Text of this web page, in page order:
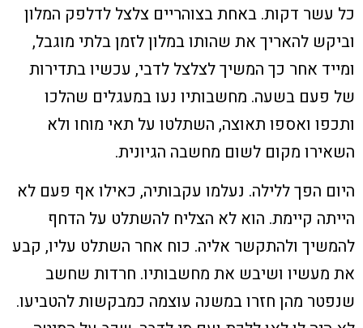
כל עשר דקות. באחת בצוהריים צלצל לדלפק המלון
וביקש להאריך את שהותו במלון לזמן בלתי מוגבל,
ומייד אחר כך המשיך לצלצל לדבי, עכשיו בתדירות
של פעם בשעה. מחשבותיו נעו במעגלים שהלכו
ותכפו ואספו תאוצה, השתלטו על תאי מוחו ולא
השאירו מקום לשום מחשבה הגיונית.
היום הפך ללילה. נעלמו עקבותיה, כאילו אף פעם לא
הייתה קיימת. הוא לא הצליח להשתלט על הדחף
להמשיך ולהתקשר אליה. כוח אחר השתלט עליו, קבע
את מעשיו ושיבש את מחשבותיו. חרדות שחשב
שנפטר מהן חזרו במשנה עוצמה כמבקשות להטביעו.